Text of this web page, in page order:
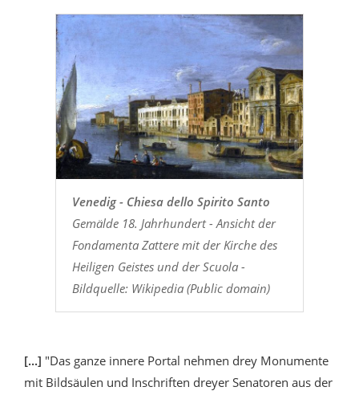
Venedig - Chiesa dello Spirito Santo
Gemälde 18. Jahrhundert - Ansicht der
Fondamenta Zattere mit der Kirche des
Heiligen Geistes und der Scuola -
Bildquelle: Wikipedia (Public domain)
[...] "Das ganze innere Portal nehmen drey Monumente
mit Bildsäulen und Inschriften dreyer Senatoren aus der